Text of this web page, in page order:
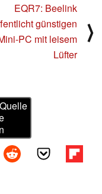
EQR7: Beelink
günstigen
PC mit leisem
Lüfter
⟩